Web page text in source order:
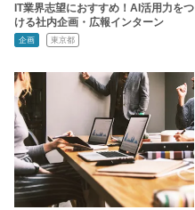
IT業界志望におすすめ！AI活用力をつ
ける社内企画・広報インターン
企画 東京都